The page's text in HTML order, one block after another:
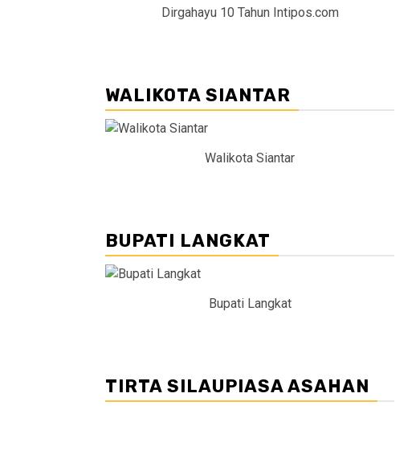
Dirgahayu 10 Tahun Intipos.com
WALIKOTA SIANTAR
Walikota Siantar
BUPATI LANGKAT
Bupati Langkat
TIRTA SILAUPIASA ASAHAN